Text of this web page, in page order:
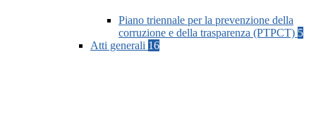
Piano triennale per la prevenzione della
corruzione e della trasparenza (PTPCT) 5
Atti generali 16